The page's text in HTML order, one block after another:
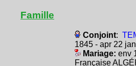
Famille
Conjoint:
1845 - apr 22
Mariage: env
Française